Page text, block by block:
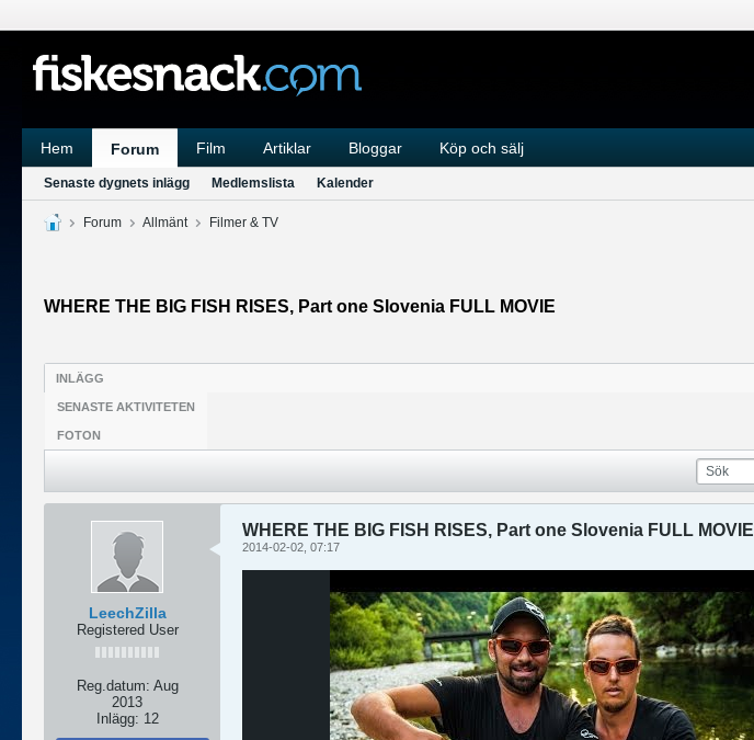
Hem Forum Film Artiklar Bloggar Köp och sälj
Senaste dygnets inlägg Medlemslista Kalender
Forum Allmänt Filmer & TV
WHERE THE BIG FISH RISES, Part one Slovenia FULL MOVIE
INLÄGG
SENASTE AKTIVITETEN
FOTON
LeechZilla
Registered User
Reg.datum: Aug
2013
Inlägg: 12
WHERE THE BIG FISH RISES, Part one Slovenia FULL MOVIE
2014-02-02, 07:17